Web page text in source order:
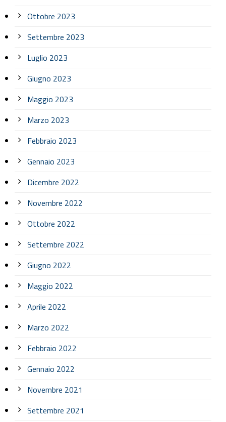
Ottobre 2023
Settembre 2023
Luglio 2023
Giugno 2023
Maggio 2023
Marzo 2023
Febbraio 2023
Gennaio 2023
Dicembre 2022
Novembre 2022
Ottobre 2022
Settembre 2022
Giugno 2022
Maggio 2022
Aprile 2022
Marzo 2022
Febbraio 2022
Gennaio 2022
Novembre 2021
Settembre 2021